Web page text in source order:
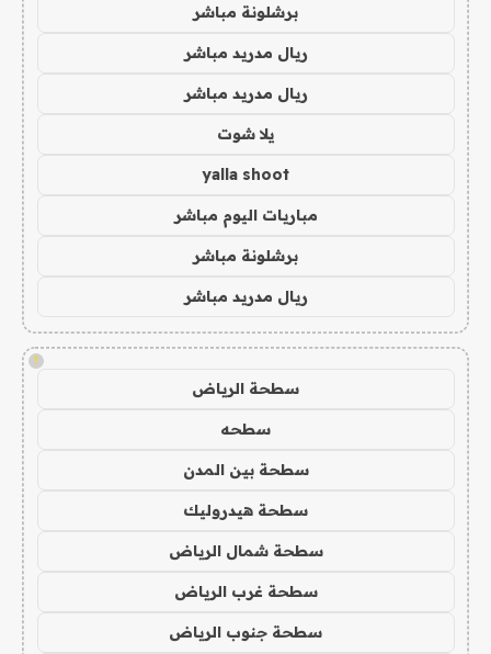
برشلونة مباشر
ريال مدريد مباشر
ريال مدريد مباشر
يلا شوت
yalla shoot
مباريات اليوم مباشر
برشلونة مباشر
ريال مدريد مباشر
!
سطحة الرياض
سطحه
سطحة بين المدن
سطحة هيدروليك
سطحة شمال الرياض
سطحة غرب الرياض
سطحة جنوب الرياض